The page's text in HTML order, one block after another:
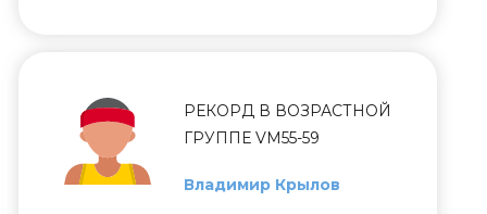
РЕКОРД В ВОЗРАСТНОЙ
ГРУППЕ VM55-59
Владимир Крылов